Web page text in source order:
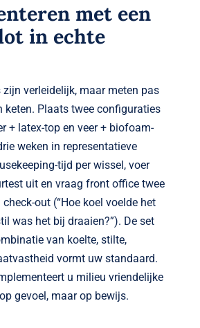
met een
in echte
verleidelijk, maar meten pas
keten. Plaats twee configuraties
+ latex-top en veer + biofoam-
weken in representatieve
tijd per wissel, voer
uit en vraag front office twee
out (“Hoe koel voelde het
was het bij draaien?”). De set
van koelte, stilte,
vormt uw standaard.
u milieu vriendelijke
gevoel, maar op bewijs.